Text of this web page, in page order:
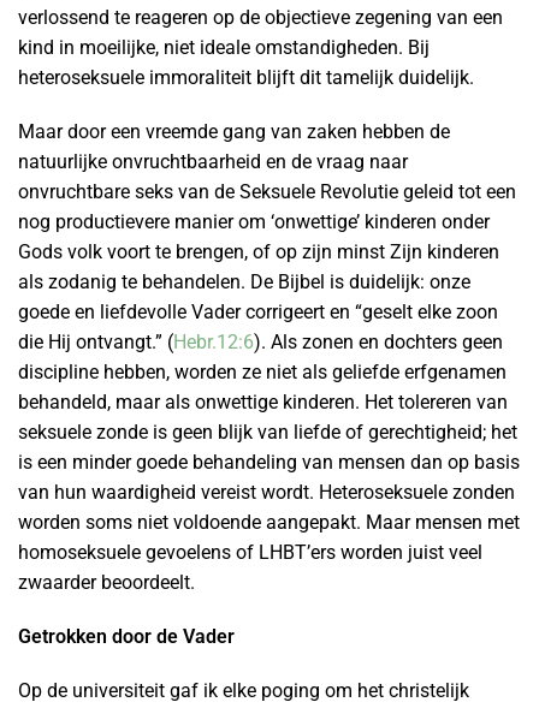
verlossend te reageren op de objectieve zegening van een
kind in moeilijke, niet ideale omstandigheden. Bij
heteroseksuele immoraliteit blijft dit tamelijk duidelijk.
Maar door een vreemde gang van zaken hebben de
natuurlijke onvruchtbaarheid en de vraag naar
onvruchtbare seks van de Seksuele Revolutie geleid tot een
nog productievere manier om ‘onwettige’ kinderen onder
Gods volk voort te brengen, of op zijn minst Zijn kinderen
als zodanig te behandelen. De Bijbel is duidelijk: onze
goede en liefdevolle Vader corrigeert en “geselt elke zoon
die Hij ontvangt.” (Hebr.12:6). Als zonen en dochters geen
discipline hebben, worden ze niet als geliefde erfgenamen
behandeld, maar als onwettige kinderen. Het tolereren van
seksuele zonde is geen blijk van liefde of gerechtigheid; het
is een minder goede behandeling van mensen dan op basis
van hun waardigheid vereist wordt. Heteroseksuele zonden
worden soms niet voldoende aangepakt. Maar mensen met
homoseksuele gevoelens of LHBT’ers worden juist veel
zwaarder beoordeelt.
Getrokken door de Vader
Op de universiteit gaf ik elke poging om het christelijk